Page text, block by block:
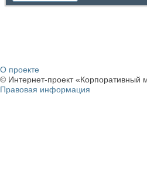
О проекте
© Интернет-проект «Корпоративный
Правовая информация